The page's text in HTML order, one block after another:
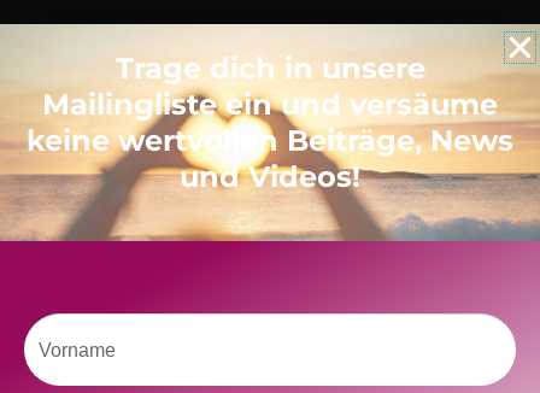
Like uns auf Facebook
Trage dich in unsere
Mailingliste ein und versäume
keine wertvollen Beiträge, News
und Videos!
Vorname